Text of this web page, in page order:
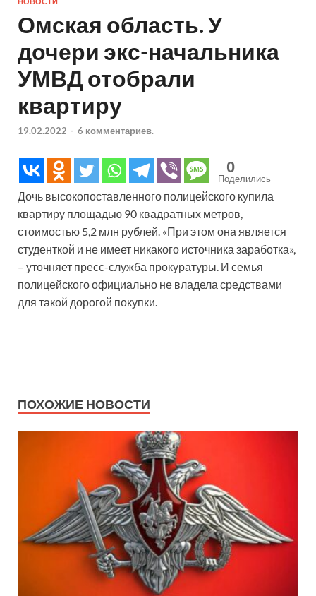
Омская область. У
дочери экс-начальника
УМВД отобрали
квартиру
19.02.2022 - 6 комментариев.
0
Поделились
Дочь высокопоставленного полицейского купила
квартиру площадью 90 квадратных метров,
стоимостью 5,2 млн рублей. «При этом она является
студенткой и не имеет никакого источника заработка»,
– уточняет пресс-служба прокуратуры. И семья
полицейского официально не владела средствами
для такой дорогой покупки.
ПОХОЖИЕ НОВОСТИ